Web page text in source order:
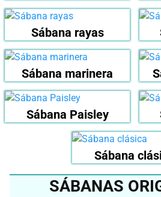
Sábana rayas
Sábana marinera
Sábana Paisley
Sábana
SÁBANAS